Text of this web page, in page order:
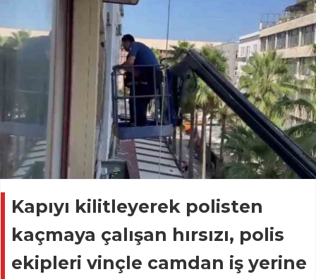
Kapıyı kilitleyerek polisten
kaçmaya çalışan hırsızı, polis
ekipleri vinçle camdan iş yerine